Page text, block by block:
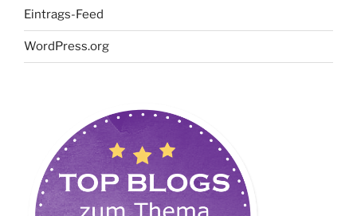
Eintrags-Feed
WordPress.org